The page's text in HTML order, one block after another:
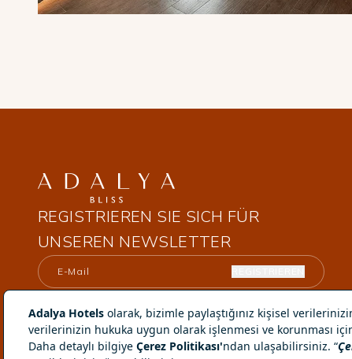
REGISTRIEREN SIE SICH FÜR
UNSEREN NEWSLETTER
Ich habe die Informationen zum Gesetz zum Schutz
personenbezogener Daten gelesen und akzeptiere
diese.